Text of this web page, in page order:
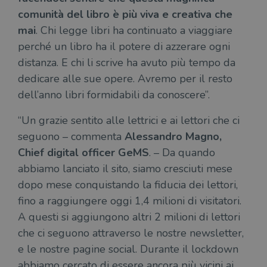
comunità del libro è più viva e creativa che
mai. Chi legge libri ha continuato a viaggiare
perché un libro ha il potere di azzerare ogni
distanza. E chi li scrive ha avuto più tempo da
dedicare alle sue opere. Avremo per il resto
dell’anno libri formidabili da conoscere”.
“Un grazie sentito alle lettrici e ai lettori che ci
seguono – commenta Alessandro Magno,
Chief digital officer GeMS. – Da quando
abbiamo lanciato il sito, siamo cresciuti mese
dopo mese conquistando la fiducia dei lettori,
fino a raggiungere oggi 1,4 milioni di visitatori.
A questi si aggiungono altri 2 milioni di lettori
che ci seguono attraverso le nostre newsletter,
e le nostre pagine social. Durante il lockdown